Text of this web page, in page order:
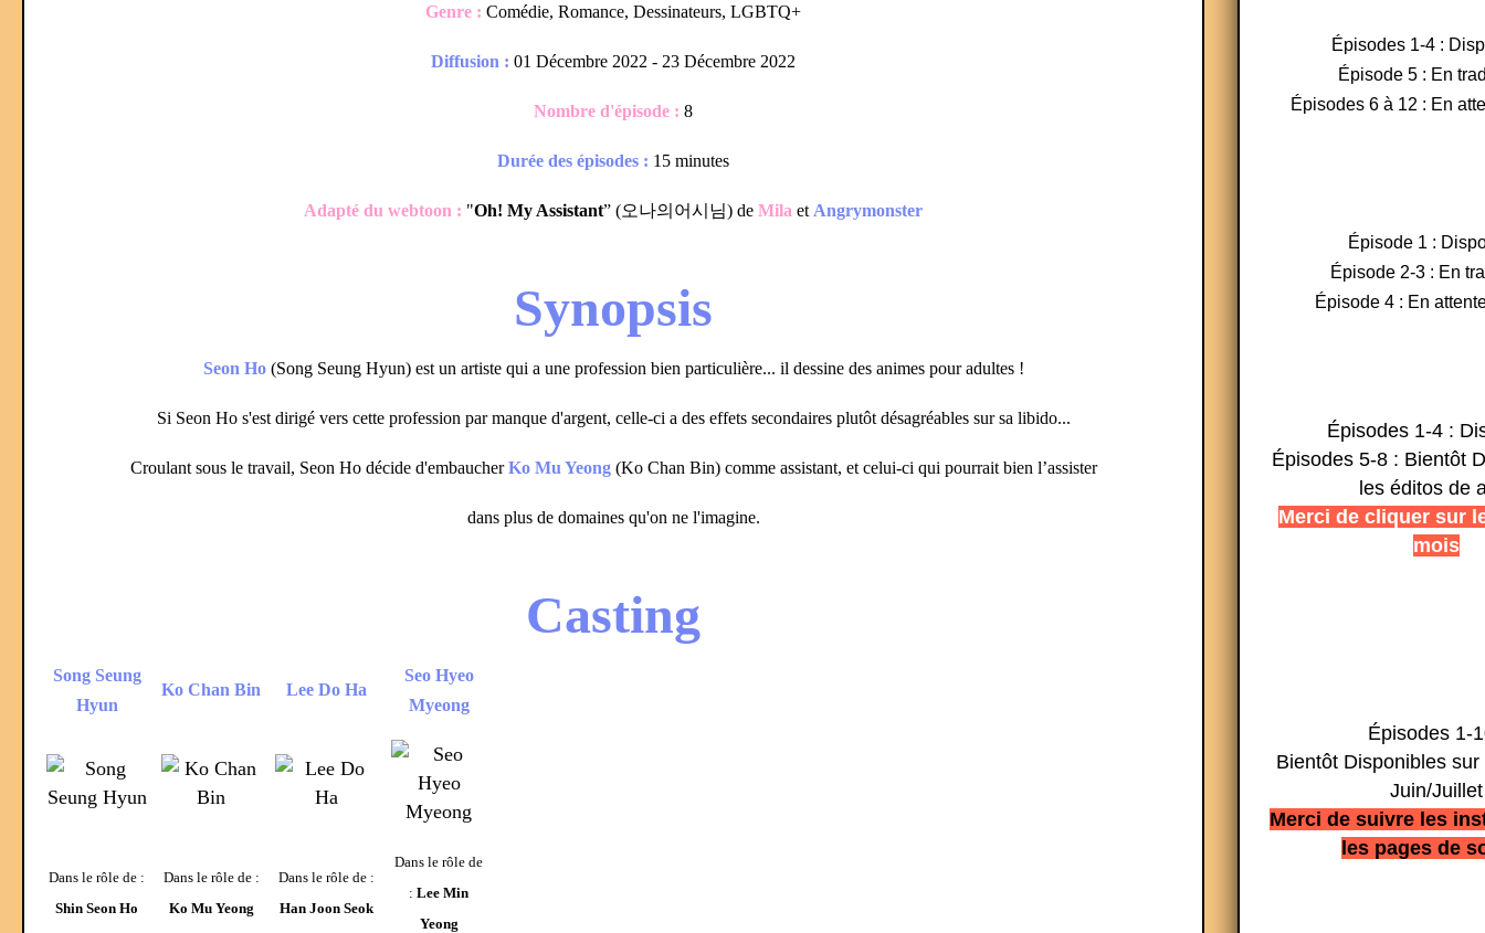
Genre : Comédie, Romance, Dessinateurs, LGBTQ+
Diffusion : 01 Décembre 2022 - 23 Décembre 2022
Nombre d'épisode : 8
Durée des épisodes : 15 minutes
Adapté du webtoon : "Oh! My Assistant” (오나의어시님) de Mila et Angrymonster
Synopsis
Seon Ho(Song Seung Hyun) est un artiste qui a une profession bien particulière... il dessine des animes pour adultes !
Si Seon Ho s'est dirigé vers cette profession par manque d'argent, celle-ci a des effets secondaires plutôt désagréables sur sa libido...
Croulant sous le travail, Seon Ho décide d'embaucherKo Mu Yeong (Ko Chan Bin) comme assistant, et celui-ci qui pourrait bien l’assister
dans plus de domaines qu'on ne l'imagine.
Casting
Song Seung
Hyun
Ko Chan Bin Lee Do Ha
Seo Hyeo
Myeong
Dans le rôle de :
Shin Seon Ho
Dans le rôle de :
Ko Mu Yeong
Dans le rôle de :
Han Joon Seok
Dans le rôle de
: Lee Min
Yeong
Épisodes 1-4 :
Épisode 5 : En
Épisodes 6 à 12 : En
Épisode 1 :
Épisode 2-3 : En
Épisode 4 : En
Épisodes 1-4 :
Épisodes 5-8 : Bientôt
les éditos de
Merci de cliquer sur
mois
Épisodes 1-
Bientôt Disponibles
Juin/Juillet
Merci de suivre les
les pages de